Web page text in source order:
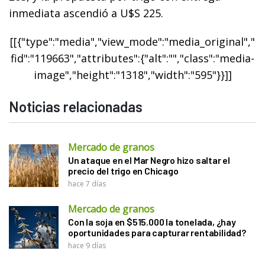
inmediata ascendió a U$S 225.
[[{"type":"media","view_mode":"media_original","
fid":"119663","attributes":{"alt":"","class":"media-
image","height":"1318","width":"595"}}]]
Noticias relacionadas
Mercado de granos
Un ataque en el Mar Negro hizo saltar el
precio del trigo en Chicago
hace 7 días
Mercado de granos
Con la soja en $515.000 la tonelada, ¿hay
oportunidades para capturar rentabilidad?
hace 9 días